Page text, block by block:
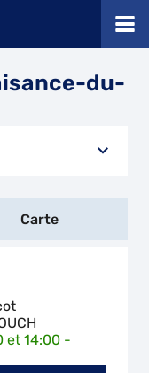
du-
Carte
et 14:00 -